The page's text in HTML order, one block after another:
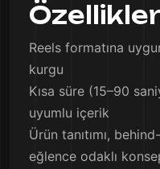
Reels formatına
kurgu
Kısa süre (15–90
uyumlu içerik
Ürün tanıtımı,
eğlence odaklı